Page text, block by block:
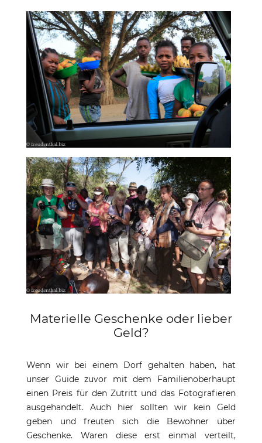
Materielle Geschenke oder lieber
Geld?
Wenn wir bei einem Dorf gehalten haben, hat
unser Guide zuvor mit dem Familienoberhaupt
einen Preis für den Zutritt und das Fotografieren
ausgehandelt. Auch hier sollten wir kein Geld
geben und freuten sich die Bewohner über
Geschenke. Waren diese erst einmal verteilt,